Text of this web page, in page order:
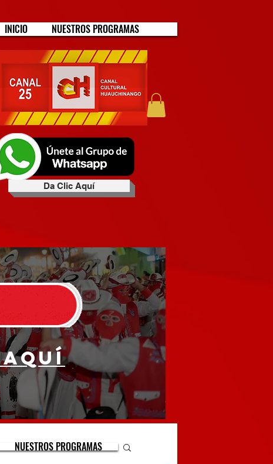
INICIO NUESTROS PROGRAMAS
Da Clic Aquí
NUESTROS PROGRAMAS